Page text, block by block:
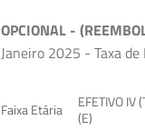
OPCIONAL -
Janeiro 2025 - Taxa
Faixa Etária
EFETIVO IV
(E)